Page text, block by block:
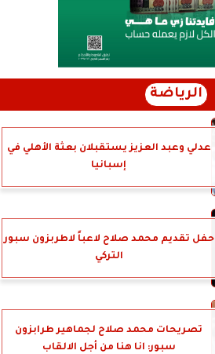
الرياضة
عدلي وعبد العزيز يستقبلان بعثة الأهلي في
إسبانيا
حفل تقديم محمد صلاح لاعباً لاطربزون سبور
التركي
تصريحات محمد صلاح لجماهير طرابزون
سبور: انا هنا من أجل الالقاب